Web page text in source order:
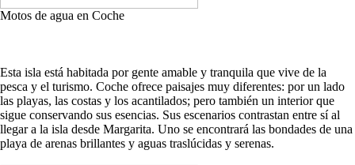
Motos de agua en Coche
Esta isla está habitada por gente amable y tranquila que vive de la
pesca y el turismo. Coche ofrece paisajes muy diferentes: por un lado
las playas, las costas y los acantilados; pero también un interior que
sigue conservando sus esencias. Sus escenarios contrastan entre sí al
llegar a la isla desde Margarita. Uno se encontrará las bondades de una
playa de arenas brillantes y aguas traslúcidas y serenas.